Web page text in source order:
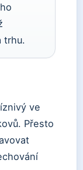
trhu.
ve
Přesto